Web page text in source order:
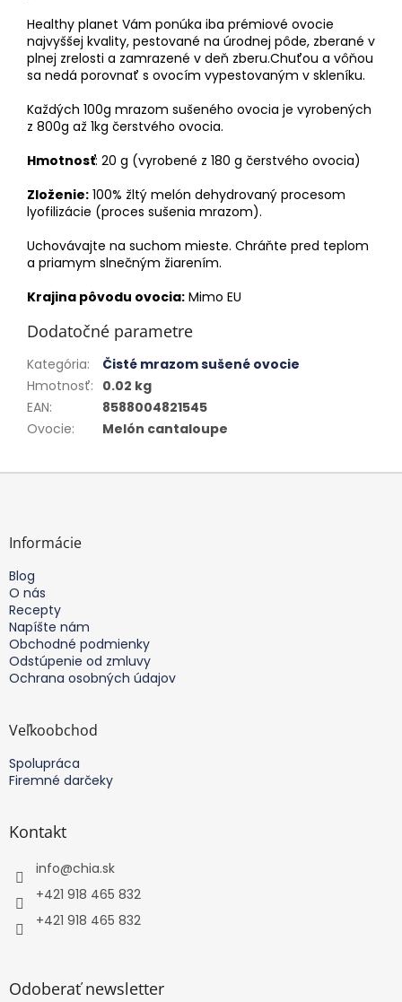
Healthy planet Vám ponúka iba prémiové ovocie
najvyššej kvality, pestované na úrodnej pôde, zberané v
plnej zrelosti a zamrazené v deň zberu.Chuťou a vôňou
sa nedá porovnať s ovocím vypestovaným v skleníku.
Každých 100g mrazom sušeného ovocia je vyrobených
z 800g až 1kg čerstvého ovocia.
Hmotnosť: 20 g (vyrobené z 180 g čerstvého ovocia)
Zloženie: 100% žltý melón dehydrovaný procesom
lyofilizácie (proces sušenia mrazom).
Uchovávajte na suchom mieste. Chráňte pred teplom
a priamym slnečným žiarením.
Krajina pôvodu ovocia: Mimo EU
Dodatočné parametre
Kategória:
Čisté mrazom sušené ovocie
Hmotnosť: 0.02 kg
EAN:
8588004821545
Ovocie: Melón cantaloupe
Z
Informácie
Blog
O nás
Recepty
Napíšte nám
Obchodné podmienky
Odstúpenie od zmluvy
Ochrana osobných údajov
Veľkoobchod
Spolupráca
Firemné darčeky
Kontakt
info@chia.sk
+421 918 465 832
+421 918 465 832
Odoberať newsletter